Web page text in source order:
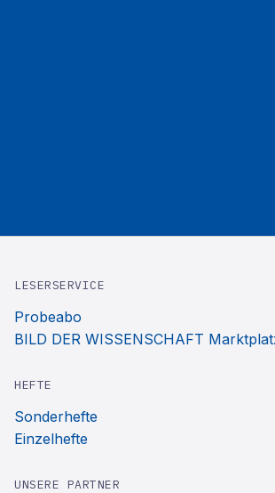
LESERSERVICE
Probeabo
BILD DER WISSENSCHAFT
HEFTE
Sonderhefte
Einzelhefte
UNSERE PARTNER